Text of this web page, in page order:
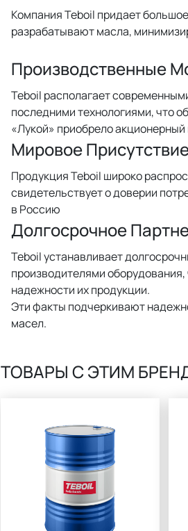
Компания Teboil придает
разрабатывают масла,
Производственные
Teboil располагает
последними технологиями, что
«Лукой» приобрело акционерный
Мировое
Продукция Teboil широко
свидетельствует о доверии
в Россию
Долгосрочное
Teboil устанавливает
производителями
надежности их продукции.
Эти факты подчеркивают
масел.
ТОВАРЫ C ЭТИМ